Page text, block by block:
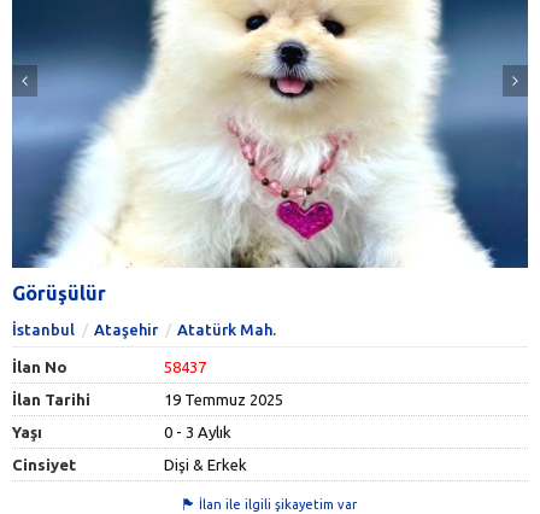
Görüşülür
İstanbul Ataşehir Atatürk Mah.
İlan No
58437
İlan Tarihi
19 Temmuz 2025
Yaşı
0 - 3 Aylık
Cinsiyet
Dişi & Erkek
İlan ile ilgili şikayetim var